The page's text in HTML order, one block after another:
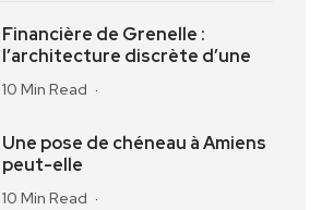
Financière de Grenelle :
l’architecture discrète d’une
10 Min Read
Une pose de chéneau à Amiens
peut-elle
10 Min Read